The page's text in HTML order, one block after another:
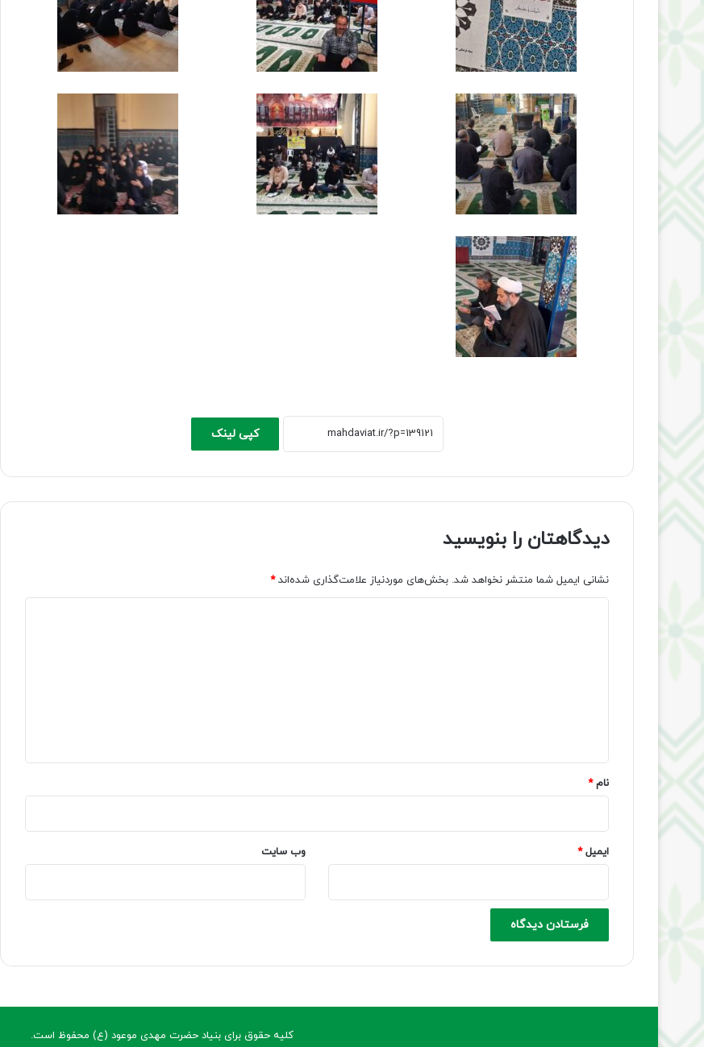
کپی لینک
دیدگاهتان را بنویسید
نشانی ایمیل شما منتشر نخواهد شد. بخش‌های موردنیاز علامت‌گذاری شده‌اند*
نام*
ایمیل* وب‌ سایت
کلیه حقوق برای بنیاد حضرت مهدی موعود (ع) محفوظ است.